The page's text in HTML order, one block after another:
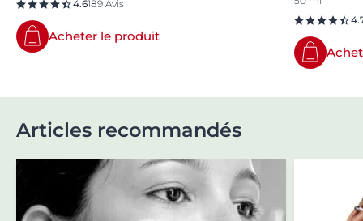
4.6189 Avis
Acheter le produit
Articles recommandés